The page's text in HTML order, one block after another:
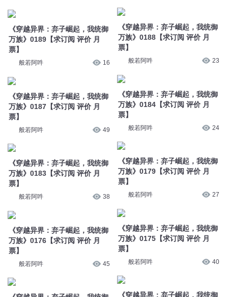
《穿越异界：弃子崛起，我统御
万族》0189【求订阅 评价 月
票】
般若阿吽 16
《穿越异界：弃子崛起，我统御
万族》0187【求订阅 评价 月
票】
般若阿吽 49
《穿越异界：弃子崛起，我统御
万族》0183【求订阅 评价 月
票】
般若阿吽 38
《穿越异界：弃子崛起，我统御
万族》0176【求订阅 评价 月
票】
般若阿吽 45
《穿越异界：弃子崛起，我统御
万族》0188【求订阅 评价 月
票】
般若阿吽 23
《穿越异界：弃子崛起，我统御
万族》0184【求订阅 评价 月
票】
般若阿吽 24
《穿越异界：弃子崛起，我统御
万族》0179【求订阅 评价 月
票】
般若阿吽 27
《穿越异界：弃子崛起，我统御
万族》0175【求订阅 评价 月
票】
般若阿吽 40
《穿越异界：弃子崛起，我统御